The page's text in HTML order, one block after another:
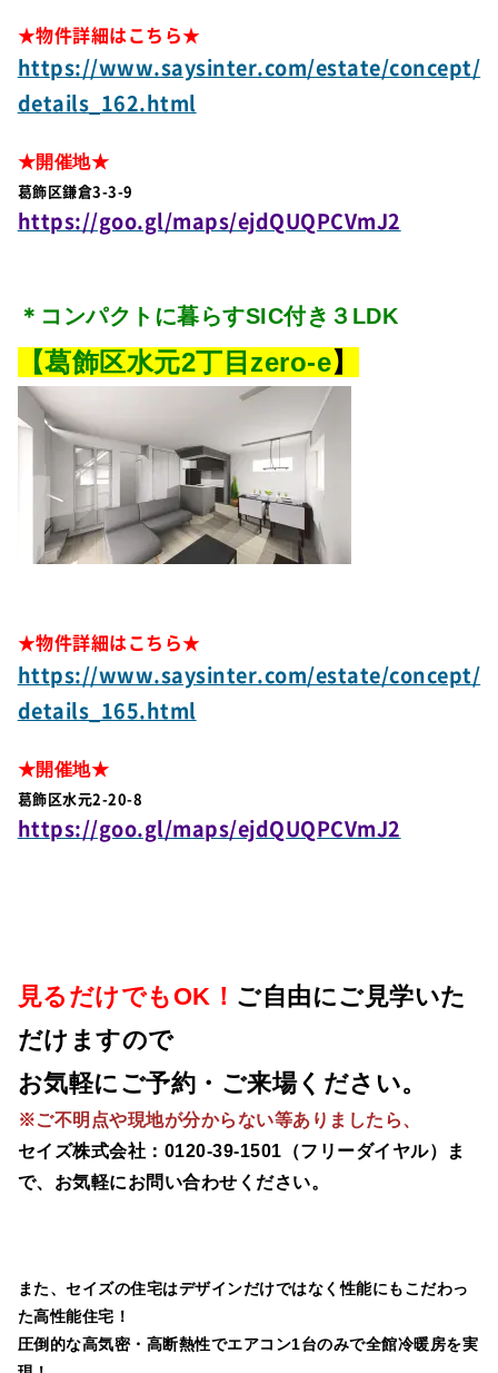
★物件詳細はこちら★
https://www.saysinter.com/estate/concept/
details_162.html
★開催地★
葛飾区鎌倉3-3-9
https://goo.gl/maps/ejdQUQPCVmJ2
＊コンパクトに暮らすSIC付き３LDK
【葛飾区水元2丁目zero-e】
★物件詳細はこちら★
https://www.saysinter.com/estate/concept/
details_165.html
★開催地★
葛飾区水元2-20-8
https://goo.gl/maps/ejdQUQPCVmJ2
見るだけでもOK！ ご自由にご見学いた
だけますので
お気軽にご予約・ご来場ください。
※ご不明点や現地が分からない等ありましたら、
セイズ株式会社：0120-39-1501（フリーダイヤル）ま
で、お気軽にお問い合わせください。
また、セイズの住宅はデザインだけではなく性能にもこだわっ
た高性能住宅！
圧倒的な高気密・高断熱性でエアコン1台のみで全館冷暖房を実